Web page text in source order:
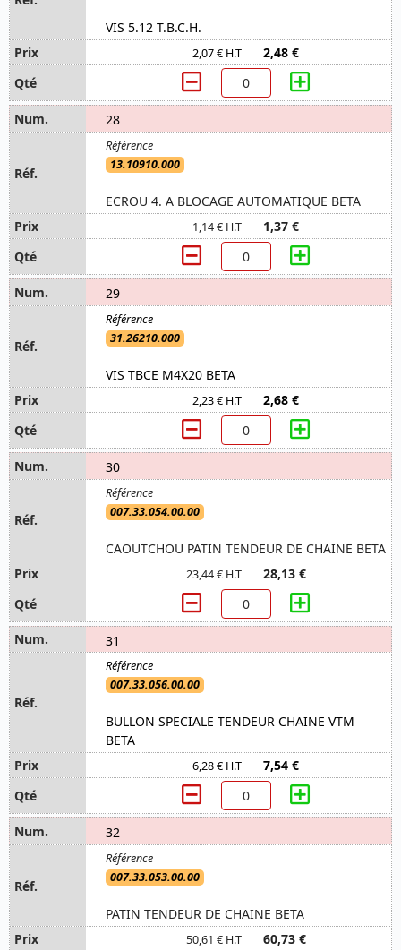
VIS 5.12 T.B.C.H.
2,07 € H.T 2,48 €
28
13.10910.000
ECROU 4. A BLOCAGE AUTOMATIQUE BETA
1,14 € H.T 1,37 €
29
31.26210.000
VIS TBCE M4X20 BETA
2,23 € H.T 2,68 €
30
007.33.054.00.00
CAOUTCHOU PATIN TENDEUR DE CHAINE BETA
23,44 € H.T 28,13 €
31
007.33.056.00.00
BULLON SPECIALE TENDEUR CHAINE VTM
BETA
6,28 € H.T 7,54 €
32
007.33.053.00.00
PATIN TENDEUR DE CHAINE BETA
50,61 € H.T 60,73 €